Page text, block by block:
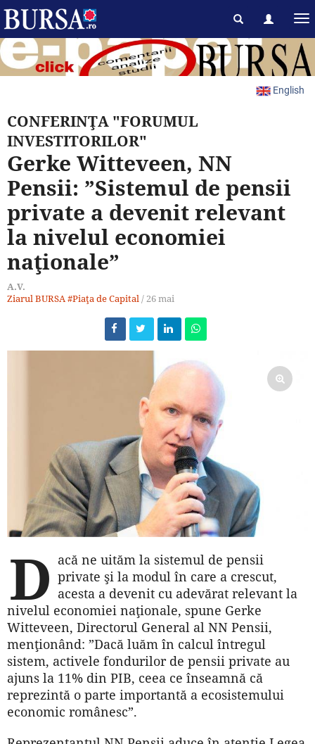
English
CONFERINŢA "FORUMUL
INVESTITORILOR"
Gerke Witteveen, NN
Pensii: ”Sistemul de pensii
private a devenit relevant
la nivelul economiei
naţionale”
A.V.
Ziarul BURSA#Piaţa de Capital/26 mai
D acă ne uităm la sistemul de pensii
private şi la modul în care a crescut,
acesta a devenit cu adevărat relevant la
nivelul economiei naţionale, spune Gerke
Witteveen, Directorul General al NN Pensii,
menţionând: ”Dacă luăm în calcul întregul
sistem, activele fondurilor de pensii private au
ajuns la 11% din PIB, ceea ce înseamnă că
reprezintă o parte importantă a ecosistemului
economic românesc”.